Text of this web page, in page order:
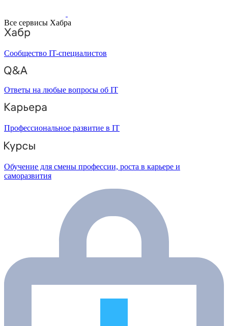
Все сервисы Хабра
Сообщество IT-специалистов
Ответы на любые вопросы об IT
Профессиональное развитие в IT
Обучение для смены профессии, роста в карьере и
саморазвития